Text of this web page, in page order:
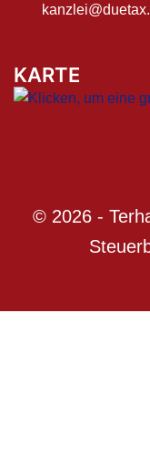
KARTE
© 2026 -